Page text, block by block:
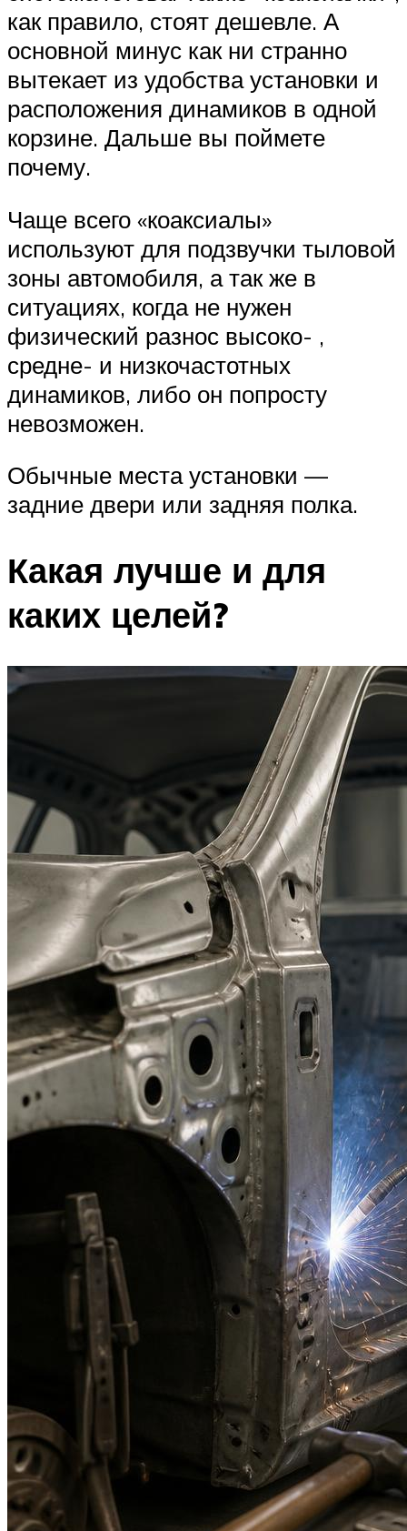
как правило, стоят дешевле. А
основной минус как ни странно
вытекает из удобства установки и
расположения динамиков в одной
корзине. Дальше вы поймете
почему.
Чаще всего «коаксиалы»
используют для подзвучки тыловой
зоны автомобиля, а так же в
ситуациях, когда не нужен
физический разнос высоко- ,
средне- и низкочастотных
динамиков, либо он попросту
невозможен.
Обычные места установки —
задние двери или задняя полка.
Какая лучше и для
каких целей?